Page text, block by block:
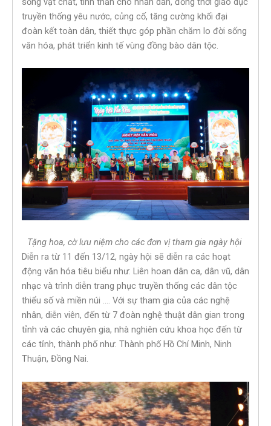
truyền thống yêu nước, củng cố, tăng cường khối đại
đoàn kết toàn dân, thiết thực góp phần chăm lo đời sống
văn hóa, phát triển kinh tế vùng đồng bào dân tộc.
Tặng hoa, cờ lưu niệm cho các đơn vị tham gia ngày hội
Diễn ra từ 11 đến 13/12, ngày hội sẽ diễn ra các hoạt
động văn hóa tiêu biểu như: Liên hoan dân ca, dân vũ, dân
nhạc và trình diễn trang phục truyền thống các dân tộc
thiểu số và miền núi …. Với sự tham gia của các nghệ
nhân, diễn viên, đến từ 7 đoàn nghệ thuật dân gian trong
tỉnh và các chuyên gia, nhà nghiên cứu khoa học đến từ
các tỉnh, thành phố như: Thành phố Hồ Chí Minh, Ninh
Thuận, Đồng Nai.